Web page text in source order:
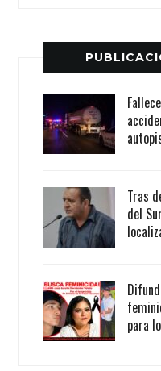
Tras
del
para